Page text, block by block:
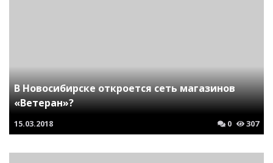
В Новосибирске откроется сеть магазинов
«Ветеран»?
15.03.2018 0 307